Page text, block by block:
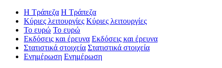
Η Τράπεζα Η Τράπεζα
Κύριες λειτουργίες Κύριες λειτουργίες
Το ευρώ Το ευρώ
Εκδόσεις και έρευνα Εκδόσεις και έρευνα
Στατιστικά στοιχεία Στατιστικά στοιχεία
Ενημέρωση Ενημέρωση